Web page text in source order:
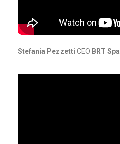
Stefania Pezzetti CEO BRT Spa